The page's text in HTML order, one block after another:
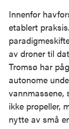
Innenfor
etablert
av droner til
Tromsø har
autonome
vannmassene,
ikke propeller,
nytte av små